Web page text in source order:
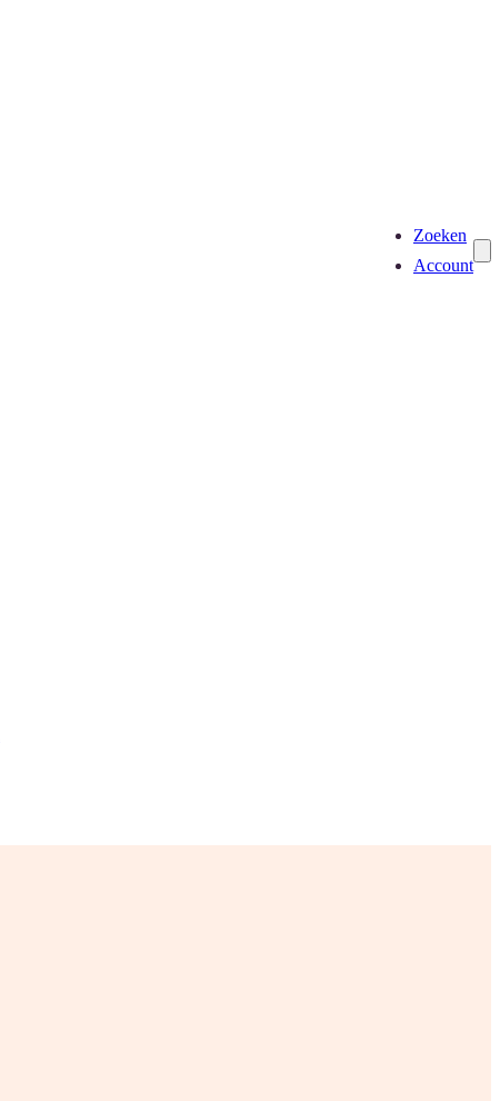
Zoeken
Account